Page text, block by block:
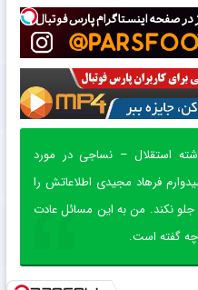
0
seconds
استقلال – نساجی در مورد
فرهاد مجیدی اطلاعاتش را
جلو نکند. من به این مسائل عادت
گفته است.